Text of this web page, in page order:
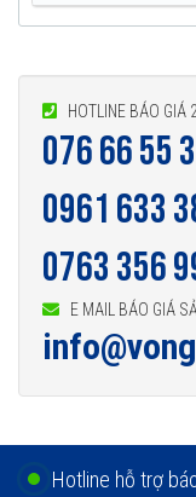
HOTLINE BÁO GIÁ
076 66 55
0961 633
0763 356
E MAIL BÁO GIÁ
Hotline hỗ trợ